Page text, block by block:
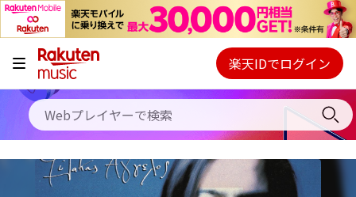
キャンペーン
料金プラン
使い方
Webプレイヤー
ご契約内容の確認・変更
楽天IDでログイン